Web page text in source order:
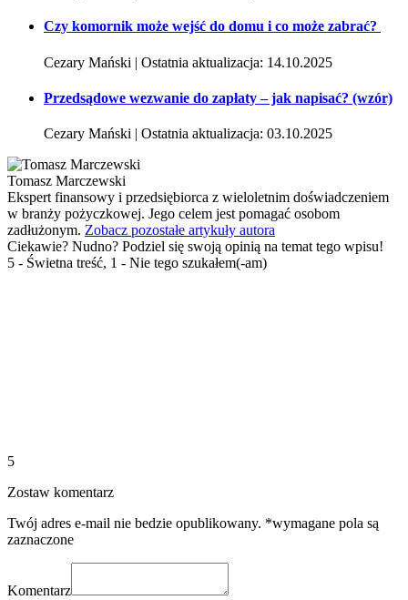
Czy komornik może wejść do domu i co może zabrać?
Cezary Mański | Ostatnia aktualizacja: 14.10.2025
Przedsądowe wezwanie do zapłaty – jak napisać? (wzór)
Cezary Mański | Ostatnia aktualizacja: 03.10.2025
Tomasz Marczewski
Ekspert finansowy i przedsiębiorca z wieloletnim doświadczeniem
w branży pożyczkowej. Jego celem jest pomagać osobom
zadłużonym. Zobacz pozostałe artykuły autora
Ciekawie? Nudno? Podziel się swoją opinią na temat tego wpisu!
5 - Świetna treść, 1 - Nie tego szukałem(-am)
5
Zostaw komentarz
Twój adres e-mail nie bedzie opublikowany. *wymagane pola są
zaznaczone
Komentarz